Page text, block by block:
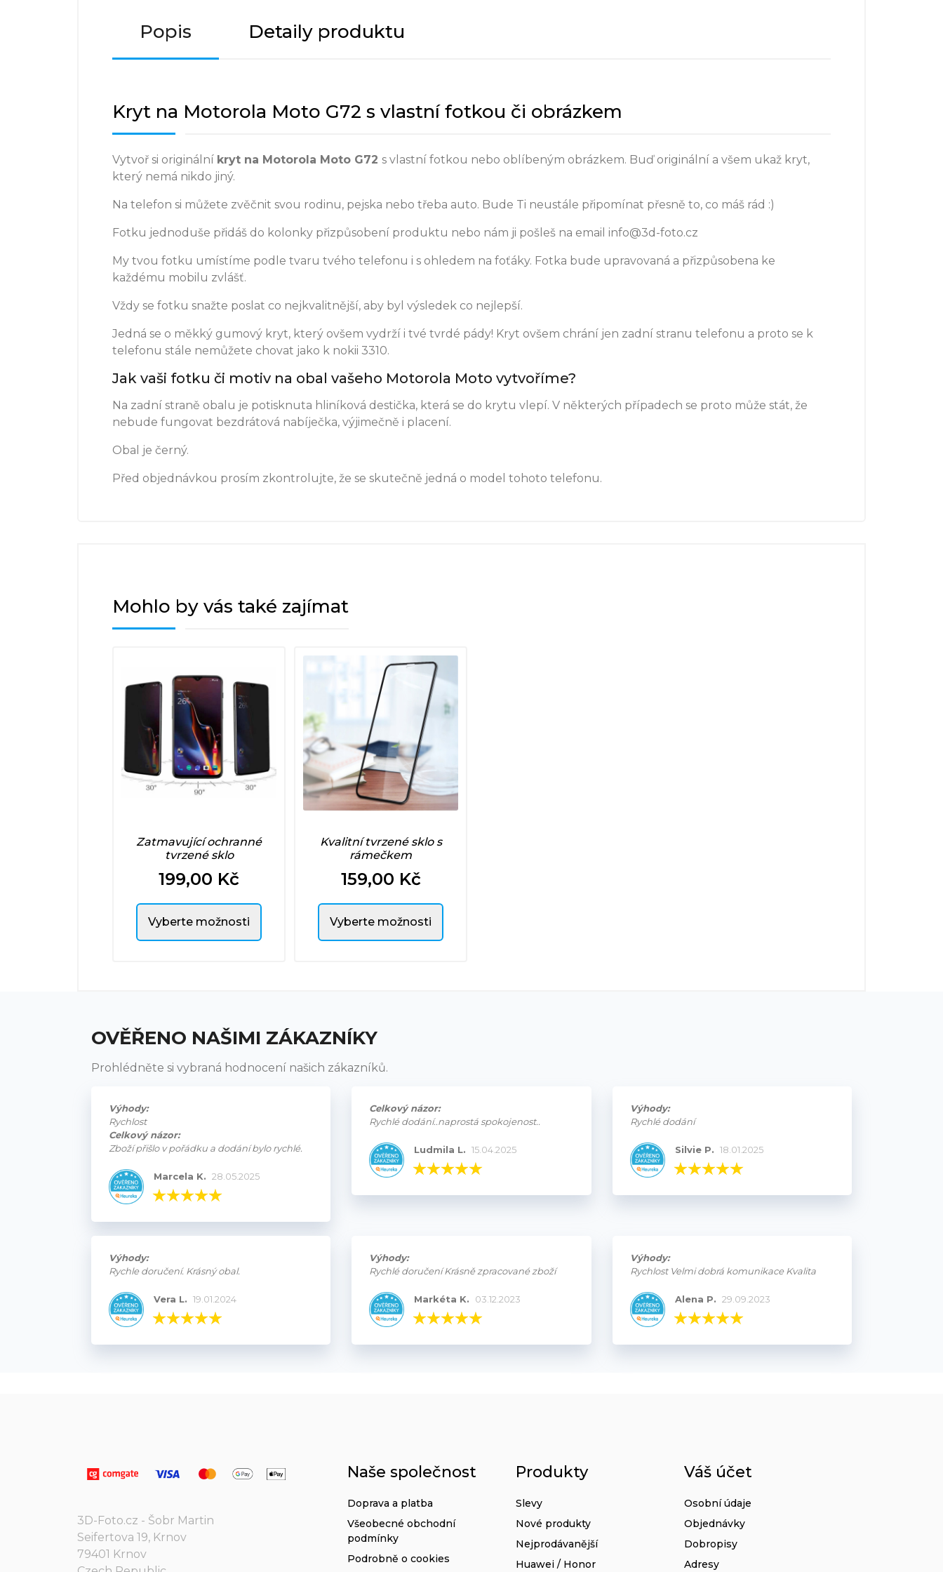
Popis Detaily produktu
Kryt na Motorola Moto G72 s vlastní fotkou či obrázkem
Vytvoř si originální kryt na Motorola Moto G72 s vlastní fotkou nebo oblíbeným obrázkem. Buď originální a všem ukaž kryt,
který nemá nikdo jiný.
Na telefon si můžete zvěčnit svou rodinu, pejska nebo třeba auto. Bude Ti neustále připomínat přesně to, co máš rád :)
Fotku jednoduše přidáš do kolonky přizpůsobení produktu nebo nám ji pošleš na email info@3d-foto.cz
My tvou fotku umístíme podle tvaru tvého telefonu i s ohledem na foťáky. Fotka bude upravovaná a přizpůsobena ke
každému mobilu zvlášť.
Vždy se fotku snažte poslat co nejkvalitnější, aby byl výsledek co nejlepší.
Jedná se o měkký gumový kryt, který ovšem vydrží i tvé tvrdé pády! Kryt ovšem chrání jen zadní stranu telefonu a proto se k
telefonu stále nemůžete chovat jako k nokii 3310.
Jak vaši fotku či motiv na obal vašeho Motorola Moto vytvoříme?
Na zadní straně obalu je potisknuta hliníková destička, která se do krytu vlepí. V některých případech se proto může stát, že
nebude fungovat bezdrátová nabíječka, výjimečně i placení.
Obal je černý.
Před objednávkou prosím zkontrolujte, že se skutečně jedná o model tohoto telefonu.
Mohlo by vás také zajímat
Zatmavující ochranné
tvrzené sklo
Cena
199,00 Kč
Vyberte možnosti
Kvalitní tvrzené sklo s
rámečkem
Cena
159,00 Kč
Vyberte možnosti
OVĚŘENO NAŠIMI ZÁKAZNÍKY
Prohlédněte si vybraná hodnocení našich zákazníků.
Výhody:
Rychlost
Celkový názor:
Zboží přišlo v pořádku a dodání bylo rychlé.
Marcela K. 28.05.2025
Celkový názor:
Rychlé dodání..naprostá spokojenost..
Ludmila L. 15.04.2025
Výhody:
Rychlé dodání
Silvie P. 18.01.2025
Výhody:
Rychle doručení. Krásný obal.
Vera L. 19.01.2024
Výhody:
Rychlé doručení Krásně zpracované zboží
Markéta K. 03.12.2023
Výhody:
Rychlost Velmi dobrá komunikace Kvalita
Alena P. 29.09.2023
3D-Foto.cz - Šobr Martin
Seifertova 19, Krnov
79401 Krnov
Naše společnost
Doprava a platba
Všeobecné obchodní
podmínky
Podrobně o cookies
Produkty
Slevy
Nové produkty
Nejprodávanější
Huawei / Honor
Váš účet
Osobní údaje
Objednávky
Dobropisy
Adresy